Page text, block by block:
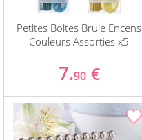
Petites Boites Brule Encens
Couleurs Assorties x5
7.90 €